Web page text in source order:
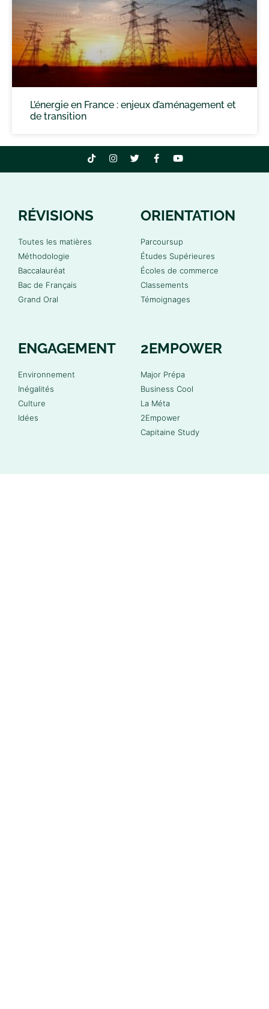
L’énergie en France : enjeux d’aménagement et
de transition
RÉVISIONS
Toutes les matières
Méthodologie
Baccalauréat
Bac de Français
Grand Oral
ORIENTATION
Parcoursup
Études Supérieures
Écoles de commerce
Classements
Témoignages
ENGAGEMENT
Environnement
Inégalités
Culture
Idées
2EMPOWER
Major Prépa
Business Cool
La Méta
2Empower
Capitaine Study